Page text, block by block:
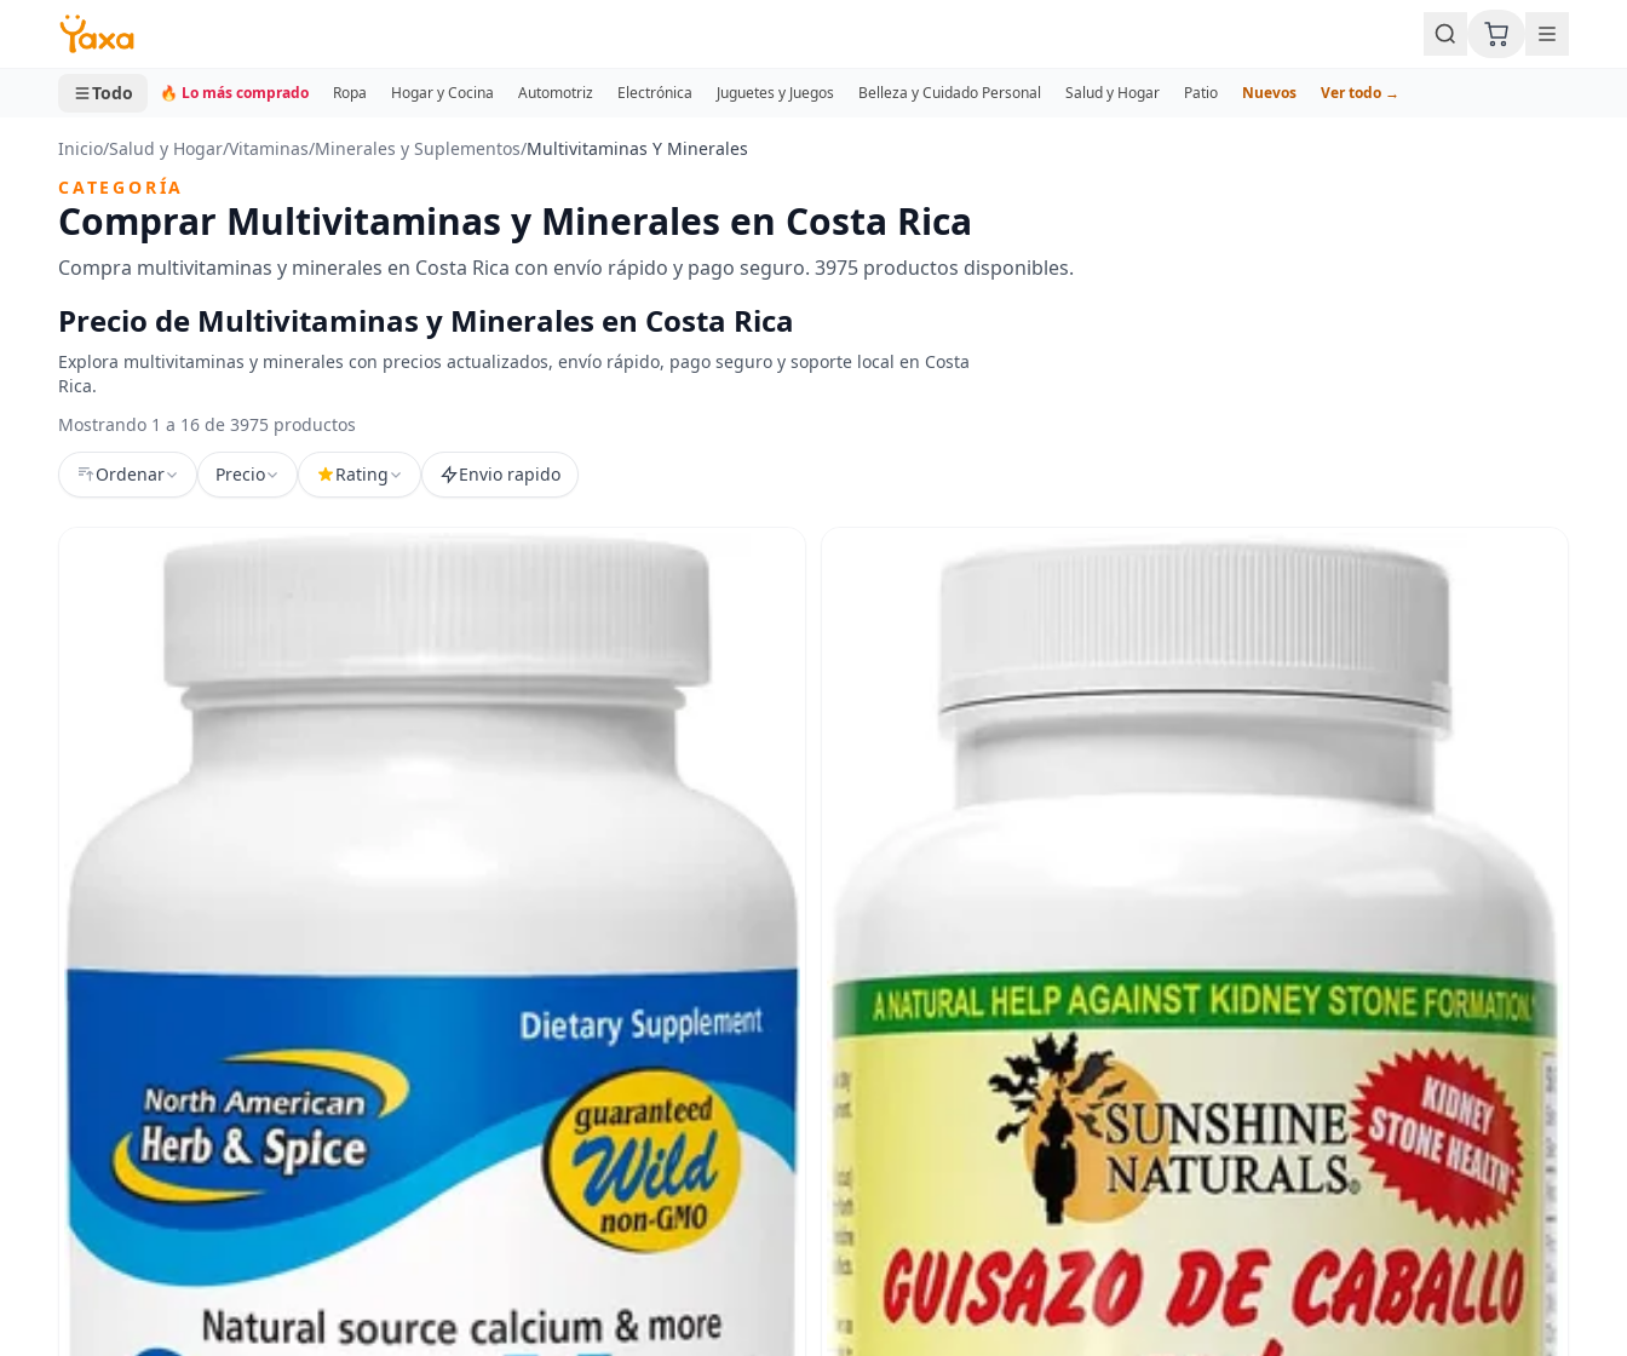
MINI CARRITO
0 productos
Todo 🔥 Lo más comprado Ropa Hogar y Cocina Automotriz Electrónica Juguetes y Juegos Belleza y Cuidado Personal Salud y Hogar Patio Nuevos Ver todo →
Inicio/Salud y Hogar/Vitaminas/Minerales y Suplementos/Multivitaminas Y Minerales
CATEGORÍA
Comprar Multivitaminas y Minerales en Costa Rica
Compra multivitaminas y minerales en Costa Rica con envío rápido y pago seguro. 3975 productos disponibles.
Precio de Multivitaminas y Minerales en Costa Rica
Explora multivitaminas y minerales con precios actualizados, envío rápido, pago seguro y soporte local en Costa
Rica.
Mostrando 1 a 16 de 3975 productos
Ordenar Precio Rating Envio rapido